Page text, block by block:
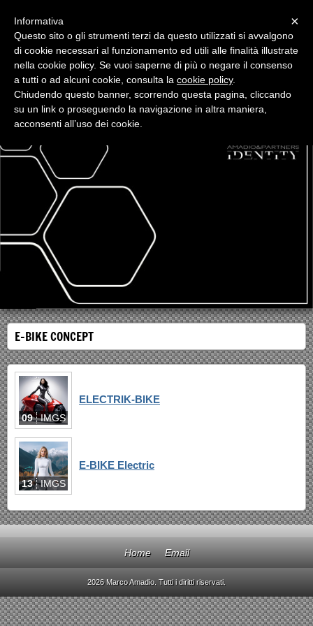
Marco Amadio
Car&Yacht Design and project managment
E-BIKE CONCEPT
09 IMGS
ELECTRIK-BIKE
13 IMGS
E-BIKE Electric
Home Email
2026 Marco Amadio. Tutti i diritti riservati.
×
Informativa
Questo sito o gli strumenti terzi da questo utilizzati si avvalgono
di cookie necessari al funzionamento ed utili alle finalità illustrate
nella cookie policy. Se vuoi saperne di più o negare il consenso
a tutti o ad alcuni cookie, consulta la cookie policy.
Chiudendo questo banner, scorrendo questa pagina, cliccando
su un link o proseguendo la navigazione in altra maniera,
acconsenti all’uso dei cookie.